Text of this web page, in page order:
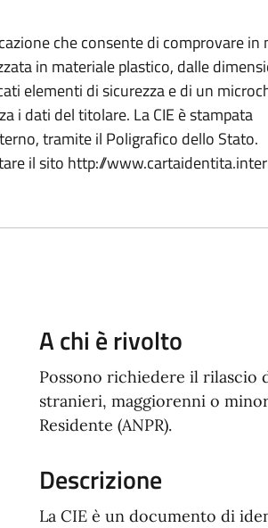
che consente di comprovare in
in materiale plastico, dalle
elementi di sicurezza e di un
i dati del titolare. La CIE è stampata
tramite il Poligrafico dello Stato.
il sito http://
A chi è rivolto
Possono richiedere il
stranieri, maggiorenni o
Residente (ANPR).
Descrizione
La CIE è un documento di